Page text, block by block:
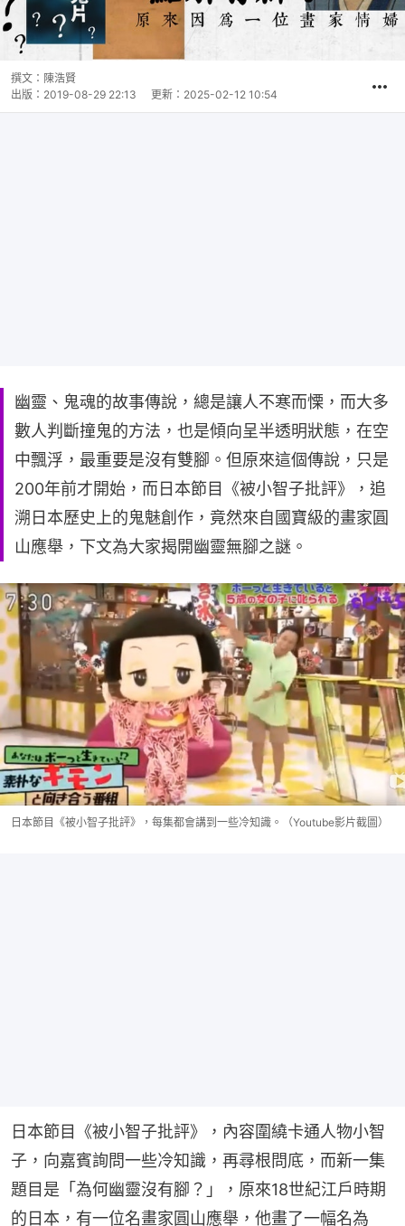
撰文： 陳浩賢
出版： 2019-08-29 22:13 更新： 2025-02-12 10:54
幽靈、鬼魂的故事傳說，總是讓人不寒而慄，而大多
數人判斷撞鬼的方法，也是傾向呈半透明狀態，在空
中飄浮，最重要是沒有雙腳。但原來這個傳說，只是
200年前才開始，而日本節目《被小智子批評》，追
溯日本歷史上的鬼魅創作，竟然來自國寶級的畫家圓
山應舉，下文為大家揭開幽靈無腳之謎。
日本節目《被小智子批評》，每集都會講到一些冷知識。（Youtube影片截圖）
日本節目《被小智子批評》，內容圍繞卡通人物小智
子，向嘉賓詢問一些冷知識，再尋根問底，而新一集
題目是「為何幽靈沒有腳？」，原來18世紀江戶時期
的日本，有一位名畫家圓山應舉，他畫了一幅名為